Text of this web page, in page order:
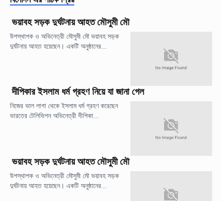
ভয়াবহ সড়ক দুর্ঘটনায় আহত মৌসুমী মৌ
উপস্থাপক ও অভিনেত্রী মৌসুমী মৌ ভয়াবহ সড়ক
দুর্ঘটনায় আহত হয়েছেন। একটি অনুষ্ঠানের...
দীপিকার ইসলাম ধর্ম গ্রহণ নিয়ে যা জানা গেল
নিজের ভাল লাগা থেকে ইসলাম ধর্ম গ্রহণ করেছেন
ভারতের টেলিভিশন অভিনেত্রী দীপিকা...
ভয়াবহ সড়ক দুর্ঘটনায় আহত মৌসুমী মৌ
উপস্থাপক ও অভিনেত্রী মৌসুমী মৌ ভয়াবহ সড়ক
দুর্ঘটনায় আহত হয়েছেন। একটি অনুষ্ঠানের...